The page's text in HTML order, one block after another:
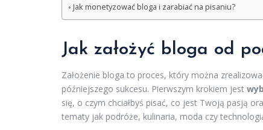
Jak monetyzować bloga i zarabiać na pisaniu?
Jak założyć bloga od
Założenie bloga to proces, który można
późniejszego sukcesu. Pierwszym krokiem jest
się, o czym chciałbyś pisać, co jest Twoją pasją
tematy jak podróże, kulinaria, moda czy